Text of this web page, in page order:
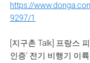
https://
9297/1
[지구촌 Talk] 프랑스
인증’ 전기 비행기 이륙